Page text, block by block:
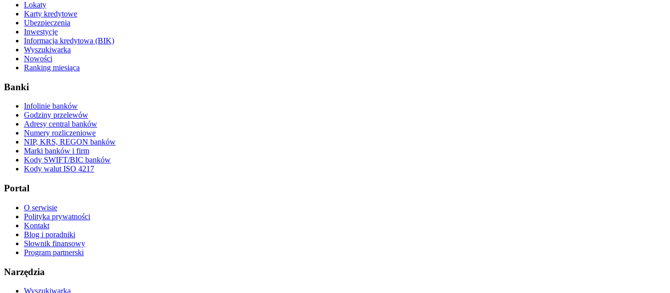
Lokaty
Karty kredytowe
Ubezpieczenia
Inwestycje
Informacja kredytowa (BIK)
Wyszukiwarka
Nowości
Ranking miesiąca
Banki
Infolinie banków
Godziny przelewów
Adresy central banków
Numery rozliczeniowe
NIP, KRS, REGON banków
Marki banków i firm
Kody SWIFT/BIC banków
Kody walut ISO 4217
Portal
O serwisie
Polityka prywatności
Kontakt
Blog i poradniki
Słownik finansowy
Program partnerski
Narzędzia
Wyszukiwarka